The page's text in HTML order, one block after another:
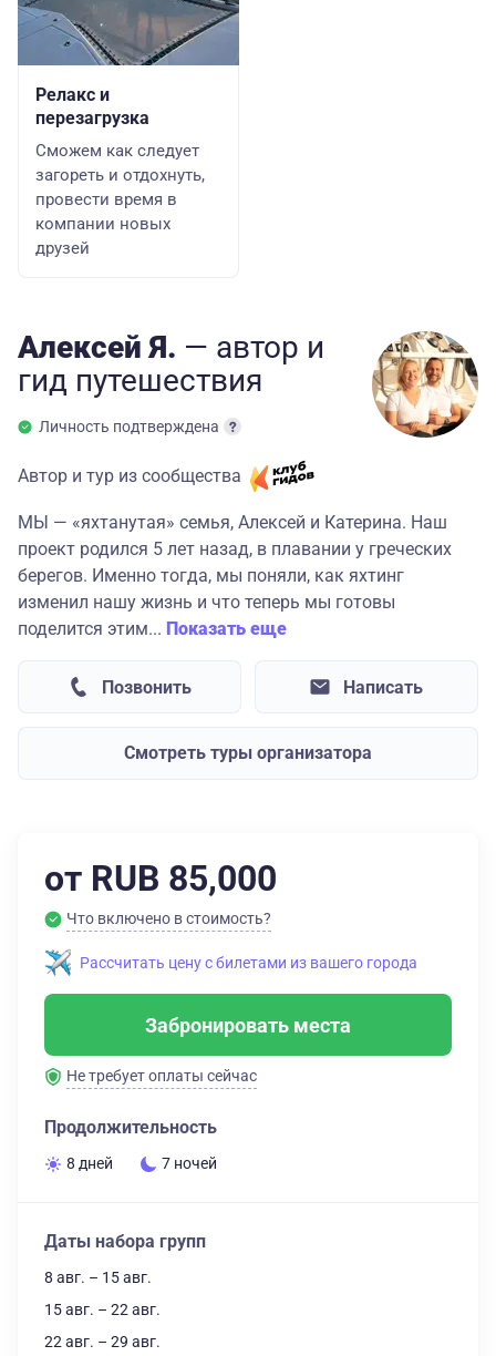
Релакс и
перезагрузка
Сможем как следует
загореть и отдохнуть,
провести время в
компании новых
друзей
Алексей Я. — автор и
гид путешествия
Личность подтверждена
Автор и тур из сообщества
МЫ — «яхтанутая» семья, Алексей и Катерина. Наш
проект родился 5 лет назад, в плавании у греческих
берегов. Именно тогда, мы поняли, как яхтинг
изменил нашу жизнь и что теперь мы готовы
поделится этим... Показать еще
Позвонить Написать
Смотреть туры организатора
от RUB 85,000
Что включено в стоимость?
Рассчитать цену с билетами из вашего города
Забронировать места
Не требует оплаты сейчас
Продолжительность
8 дней 7 ночей
Даты набора групп
8 авг. – 15 авг.
15 авг. – 22 авг.
22 авг. – 29 авг.